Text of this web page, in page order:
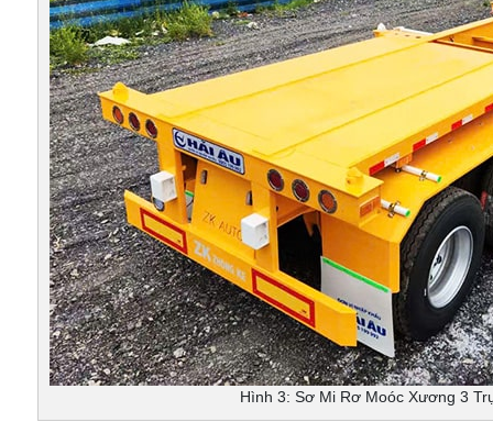
Hình 3: Sơ Mi Rơ Moóc Xương 3